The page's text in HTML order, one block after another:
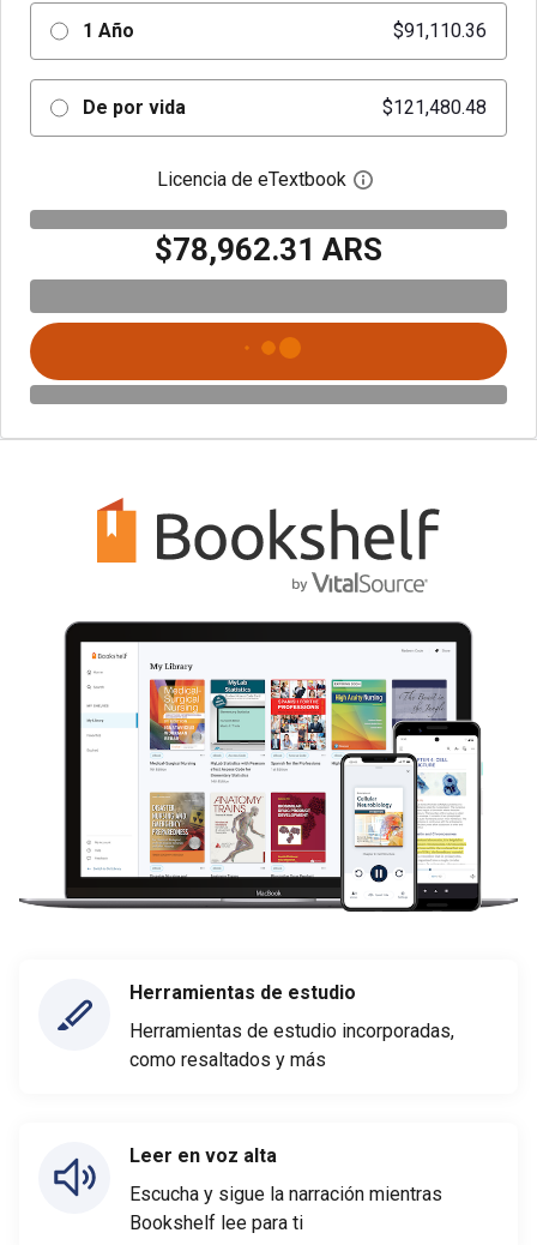
1 Año $91,110.36
De por vida $121,480.48
Licencia de eTextbook Abre el cuadro de
$78,962.31 ARS
Herramientas de estudio
Herramientas de estudio incorporadas,
como resaltados y más
Leer en voz alta
Escucha y sigue la narración mientras
Bookshelf lee para ti